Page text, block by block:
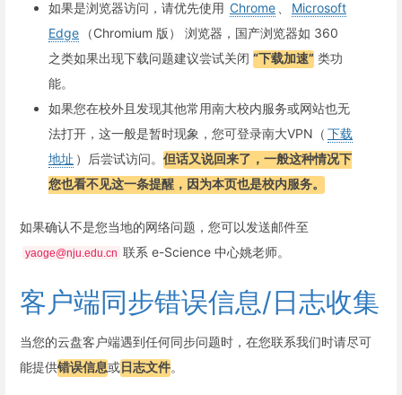
如果是浏览器访问，请优先使用 Chrome
Microsoft
Edge
（Chromium 版） 浏览器，国产浏览器如 360
之类如果出现下载问题建议尝试关闭 “下载加速” 类功
能。
如果您在校外且发现其他常用南大校内服务或网站也无
法打开，这一般是暂时现象，您可登录南大VPN（ 下载
地址 ）后尝试访问。 但话又说回来了，一般这种情况下
您也看不见这一条提醒，因为本页也是校内服务。
如果确认不是您当地的网络问题，您可以发送邮件至
yaoge@nju.edu.cn 联系 e-Science 中心姚老师。
客户端同步错误信息/日志收集
当您的云盘客户端遇到任何同步问题时，在您联系我们时请尽可
能提供错误信息或日志文件。